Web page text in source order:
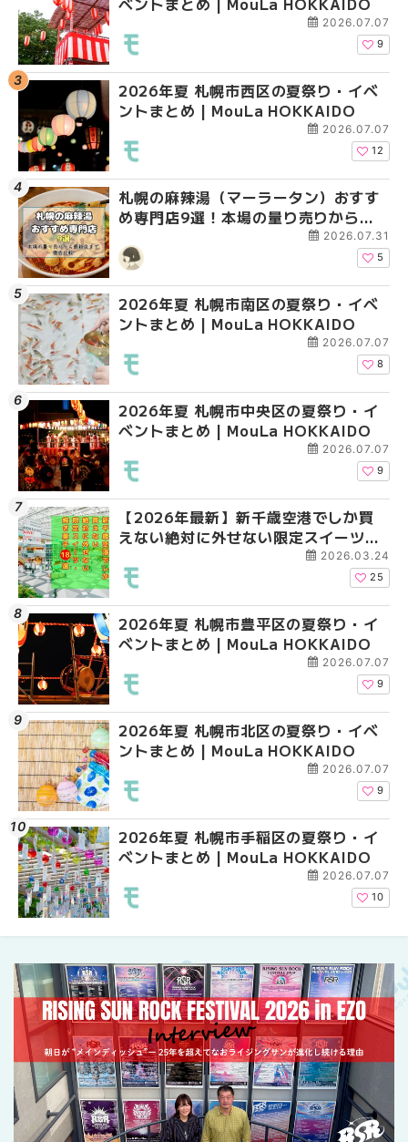
2026.07.07
9
2026年夏 札幌市西区の夏祭り・イベ
ントまとめ | MouLa HOKKAIDO
2026.07.07
12
札幌の麻辣湯（マーラータン）おすす
め専門店9選！本場の量り売りから最
新店まで徹底比較 | MouLa
HOKKAIDO
2026.07.31
5
2026年夏 札幌市南区の夏祭り・イベ
ントまとめ | MouLa HOKKAIDO
2026.07.07
8
2026年夏 札幌市中央区の夏祭り・イ
ベントまとめ | MouLa HOKKAIDO
2026.07.07
9
【2026年最新】新千歳空港でしか買
えない絶対に外せない限定スイーツ・
焼き菓子18選 | MouLa HOKKAIDO
2026.03.24
25
2026年夏 札幌市豊平区の夏祭り・イ
ベントまとめ | MouLa HOKKAIDO
2026.07.07
9
2026年夏 札幌市北区の夏祭り・イベ
ントまとめ | MouLa HOKKAIDO
2026.07.07
9
2026年夏 札幌市手稲区の夏祭り・イ
ベントまとめ | MouLa HOKKAIDO
2026.07.07
10
2026年夏 札幌市北区
ントまとめ | MouLa
2026年夏 札幌市手稲
ベントまとめ |
2026年夏 札幌市白石
ベントまとめ |
2026年夏 札幌市清田
ベントまとめ |
2026年夏 札幌市南区
ントまとめ | MouLa
2026年夏 札幌市豊平
ベントまとめ |
2026年夏 札幌市中央
ベントまとめ |
2026年夏 恵庭市・千
イベントまとめ |
2026年夏 札幌市白石
ベントまとめ |
2026年夏 札幌市西区
ントまとめ | MouLa
2026年夏 札幌市手稲
ベントまとめ |
札幌の麻辣湯（マーラ
め専門店6選！本場の
新店まで徹底比較 |
2026年夏 札幌市清田
ベントまとめ |
【2026年最新】新千
えない絶対に外せない
焼き菓子18選 |
【新千歳空港】新カー
業。「SUPER
ーパーラウンジアネッ
介！！ | MouLa
2026年夏 札幌市豊平
ベントまとめ |